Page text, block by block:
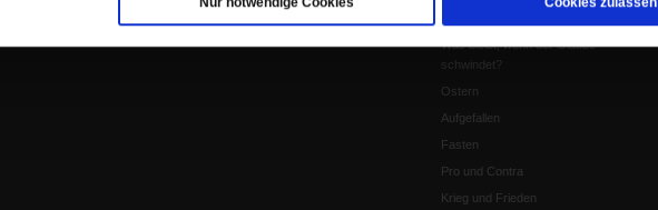
Was bleibt, wenn der Glaube
schwindet?
Ostern
Aufgefallen
Fasten
Pro und Contra
Krieg und Frieden